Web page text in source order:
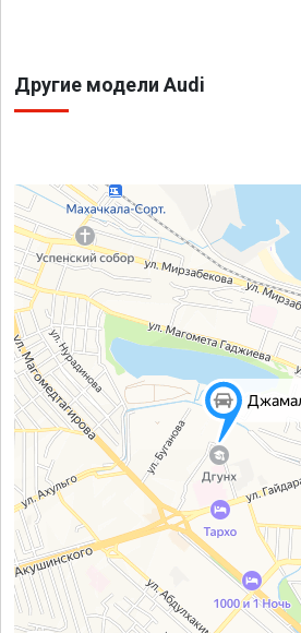
Другие модели Audi